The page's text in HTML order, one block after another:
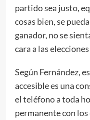
partido sea justo,
cosas bien, se
ganador, no se
cara a las
Según Fernández,
accesible es una
el teléfono a toda
permanente con